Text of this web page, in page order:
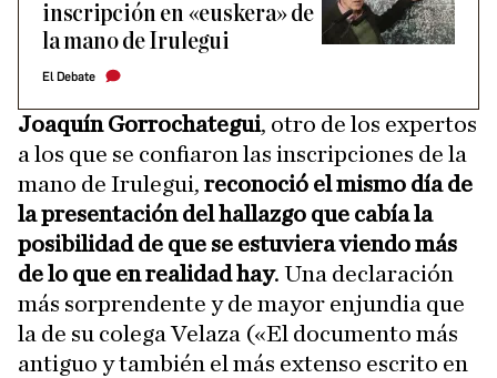
inscripción en «euskera» de
la mano de Irulegui
El Debate
Joaquín Gorrochategui, otro de los expertos
a los que se confiaron las inscripciones de la
mano de Irulegui, reconoció el mismo día de
la presentación del hallazgo que cabía la
posibilidad de que se estuviera viendo más
de lo que en realidad hay. Una declaración
más sorprendente y de mayor enjundia que
la de su colega Velaza («El documento más
antiguo y también el más extenso escrito en